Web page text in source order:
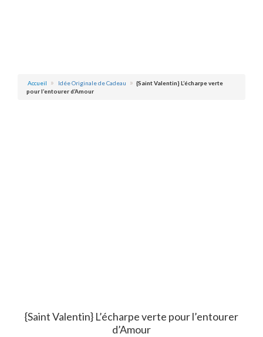
Accueil Idée Originale de Cadeau
{Saint Valentin} L’écharpe verte
pour l’entourer d’Amour
{Saint Valentin} L’écharpe verte pour l’entourer
d’Amour